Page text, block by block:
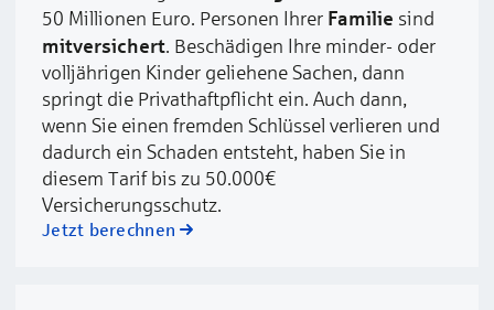
50 Millionen Euro. Personen Ihrer Familie sind
mitversichert. Beschädigen Ihre minder- oder
volljährigen Kinder geliehene Sachen, dann
springt die Privathaftpflicht ein. Auch dann,
wenn Sie einen fremden Schlüssel verlieren und
dadurch ein Schaden entsteht, haben Sie in
diesem Tarif bis zu 50.000€
Versicherungsschutz.
Jetzt berechnen